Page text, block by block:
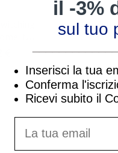
GSM
ingressi
187,73 €
il -3%
sul tuo
Inserisci la tua
Conferma
Ricevi subito il